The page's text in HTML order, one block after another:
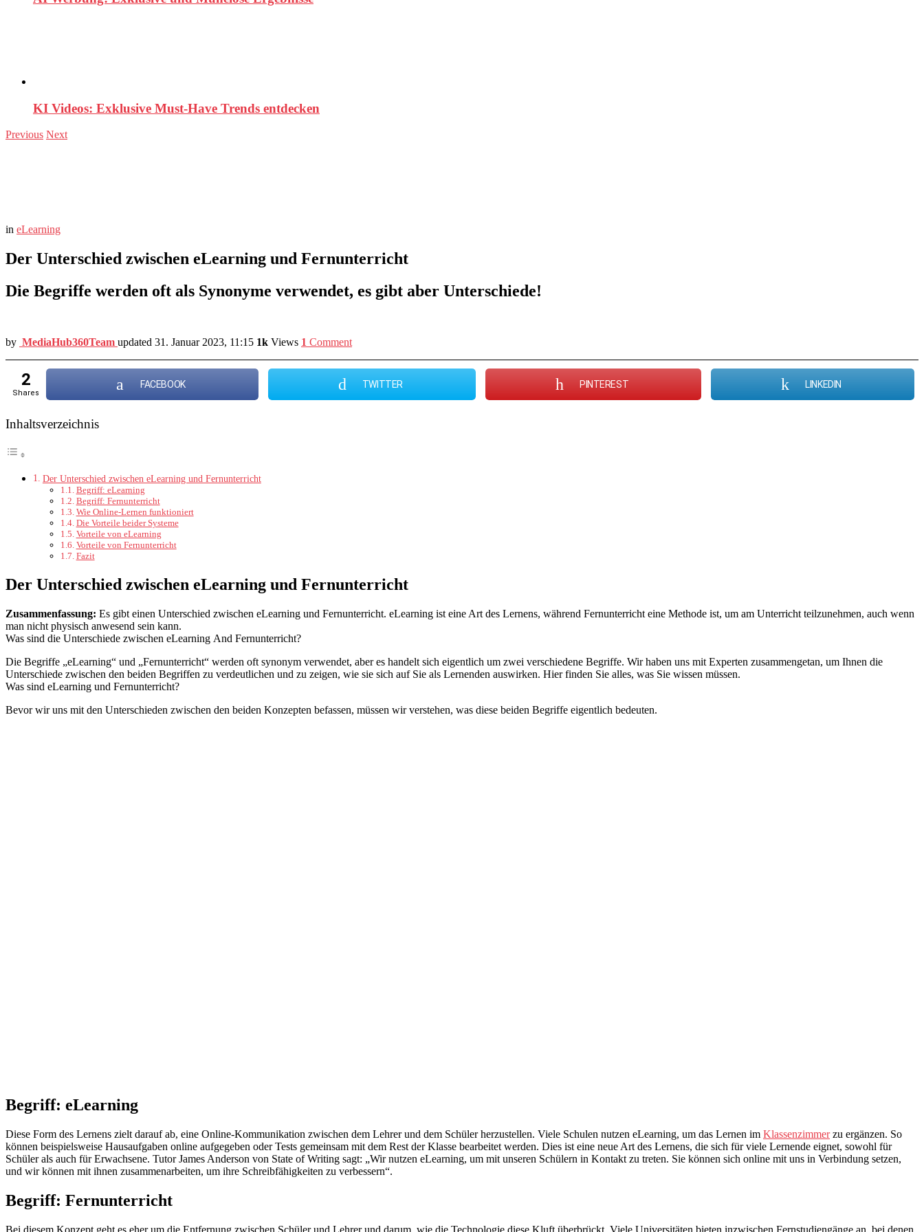
KI Videos: Exklusive Must-Have Trends entdecken
Previous Next
in eLearning
Der Unterschied zwischen eLearning und Fernunterricht
Die Begriffe werden oft als Synonyme verwendet, es gibt aber Unterschiede!
by MediaHub360Team updated 31. Januar 2023, 11:15 1k Views 1 Comment
2
shares
FACEBOOK TWITTER PINTEREST LINKEDIN
Inhaltsverzeichnis
Der Unterschied zwischen eLearning und Fernunterricht
Begriff: eLearning
Begriff: Fernunterricht
Wie Online-Lernen funktioniert
Die Vorteile beider Systeme
Vorteile von eLearning
Vorteile von Fernunterricht
Fazit
Der Unterschied zwischen eLearning und Fernunterricht
Zusammenfassung: Es gibt einen Unterschied zwischen eLearning und Fernunterricht. eLearning ist eine Art des Lernens, während Fernunterricht eine Methode ist, um am Unterricht teilzunehmen, auch wenn
man nicht physisch anwesend sein kann.
Was sind die Unterschiede zwischen eLearning Αnd Fernunterricht?
Die Begriffe „eLearning“ und „Fernunterricht“ werden oft synonym verwendet, aber es handelt sich eigentlich um zwei verschiedene Begriffe. Wir haben uns mit Experten zusammengetan, um Ihnen die
Unterschiede zwischen den beiden Begriffen zu verdeutlichen und zu zeigen, wie sie sich auf Sie als Lernenden auswirken. Hier finden Sie alles, was Sie wissen müssen.
Was sind eLearning und Fernunterricht?
Bevor wir uns mit den Unterschieden zwischen den beiden Konzepten befassen, müssen wir verstehen, was diese beiden Begriffe eigentlich bedeuten.
Begriff: eLearning
Diese Form des Lernens zielt darauf ab, eine Online-Kommunikation zwischen dem Lehrer und dem Schüler herzustellen. Viele Schulen nutzen eLearning, um das Lernen im Klassenzimmerzu ergänzen. So
können beispielsweise Hausaufgaben online aufgegeben oder Tests gemeinsam mit dem Rest der Klasse bearbeitet werden. Dies ist eine neue Art des Lernens, die sich für viele Lernende eignet, sowohl für
Schüler als auch für Erwachsene. Tutor James Anderson von State of Writing sagt: „Wir nutzen eLearning, um mit unseren Schülern in Kontakt zu treten. Sie können sich online mit uns in Verbindung setzen,
und wir können mit ihnen zusammenarbeiten, um ihre Schreibfähigkeiten zu verbessern“.
Begriff: Fernunterricht
Bei diesem Konzept geht es eher um die Entfernung zwischen Schüler und Lehrer und darum, wie die Technologie diese Kluft überbrückt. Viele Universitäten bieten inzwischen Fernstudiengänge an, bei denen